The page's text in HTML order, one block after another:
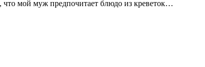
мой муж предпочитает блюдо из креветок…